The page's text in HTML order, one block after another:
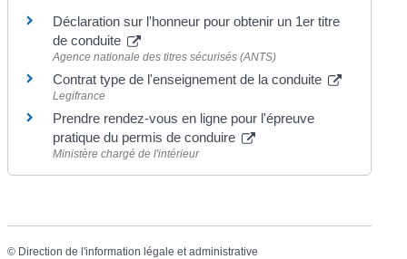
Déclaration sur l'honneur pour obtenir un 1er titre
de conduite
Agence nationale des titres sécurisés (ANTS)
Contrat type de l'enseignement de la conduite
Legifrance
Prendre rendez-vous en ligne pour l'épreuve
pratique du permis de conduire
Ministère chargé de l'intérieur
© Direction de l'information légale et administrative